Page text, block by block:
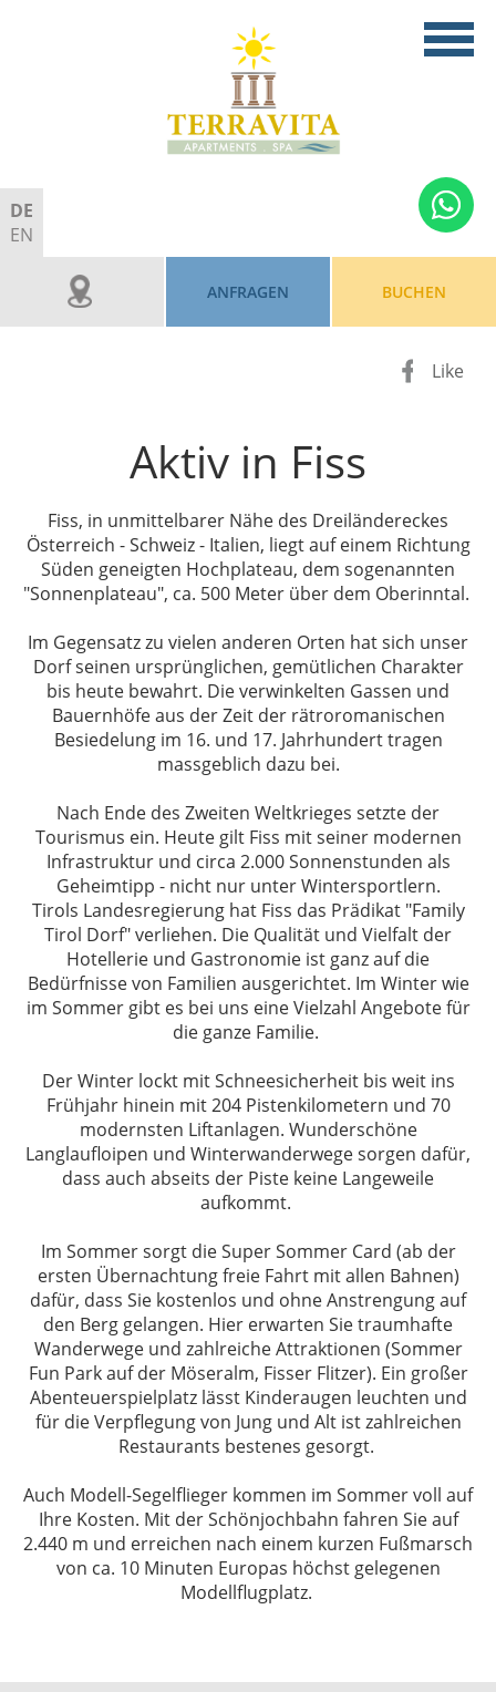
DE
EN
ANFRAGEN BUCHEN
Like
Aktiv in Fiss
Fiss, in unmittelbarer Nähe des Dreiländereckes
Österreich - Schweiz - Italien, liegt auf einem Richtung
Süden geneigten Hochplateau, dem sogenannten
"Sonnenplateau", ca. 500 Meter über dem Oberinntal.
Im Gegensatz zu vielen anderen Orten hat sich unser
Dorf seinen ursprünglichen, gemütlichen Charakter
bis heute bewahrt. Die verwinkelten Gassen und
Bauernhöfe aus der Zeit der rätroromanischen
Besiedelung im 16. und 17. Jahrhundert tragen
massgeblich dazu bei.
Nach Ende des Zweiten Weltkrieges setzte der
Tourismus ein. Heute gilt Fiss mit seiner modernen
Infrastruktur und circa 2.000 Sonnenstunden als
Geheimtipp - nicht nur unter Wintersportlern.
Tirols Landesregierung hat Fiss das Prädikat "Family
Tirol Dorf" verliehen. Die Qualität und Vielfalt der
Hotellerie und Gastronomie ist ganz auf die
Bedürfnisse von Familien ausgerichtet. Im Winter wie
im Sommer gibt es bei uns eine Vielzahl Angebote für
die ganze Familie.
Der Winter lockt mit Schneesicherheit bis weit ins
Frühjahr hinein mit 204 Pistenkilometern und 70
modernsten Liftanlagen. Wunderschöne
Langlaufloipen und Winterwanderwege sorgen dafür,
dass auch abseits der Piste keine Langeweile
aufkommt.
Im Sommer sorgt die Super Sommer Card (ab der
ersten Übernachtung freie Fahrt mit allen Bahnen)
dafür, dass Sie kostenlos und ohne Anstrengung auf
den Berg gelangen. Hier erwarten Sie traumhafte
Wanderwege und zahlreiche Attraktionen (Sommer
Fun Park auf der Möseralm, Fisser Flitzer). Ein großer
Abenteuerspielplatz lässt Kinderaugen leuchten und
für die Verpflegung von Jung und Alt ist zahlreichen
Restaurants bestenes gesorgt.
Auch Modell-Segelflieger kommen im Sommer voll auf
Ihre Kosten. Mit der Schönjochbahn fahren Sie auf
2.440 m und erreichen nach einem kurzen Fußmarsch
von ca. 10 Minuten Europas höchst gelegenen
Modellflugplatz.